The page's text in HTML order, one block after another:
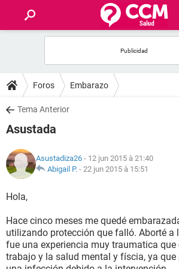
FORUMS
SALUD
NUTRICIÓN
BIENESTAR
SEXUALIDAD
GLOSARIO
Foros Embarazo
Tema Anterior
Asustada
Asustadiza26 - 12 jun 2015 à 21:40
Abigail P. - 22 jun 2015 à 15:51
Hola,
Hace cinco meses me quedé
utilizando protección que falló. Aborté a
fue una experiencia muy traumatica que
trabajo y la salud mental y físcia, ya